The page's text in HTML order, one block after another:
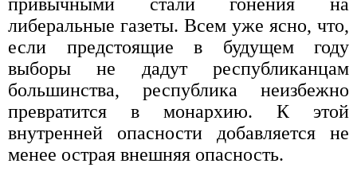
либеральные газеты. Всем уже ясно, что,
если предстоящие в будущем году
выборы не дадут республиканцам
большинства, республика неизбежно
превратится в монархию. К этой
внутренней опасности добавляется не
менее острая внешняя опасность.